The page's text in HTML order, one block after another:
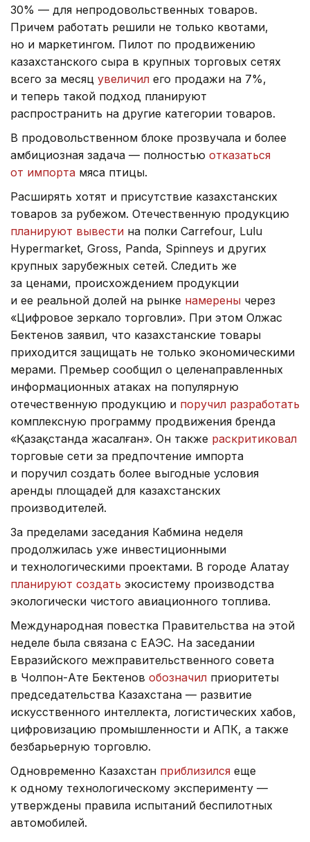
30% — для непродовольственных товаров.
Причем работать решили не только квотами,
но и маркетингом. Пилот по продвижению
казахстанского сыра в крупных торговых сетях
всего за месяц увеличил его продажи на 7%,
и теперь такой подход планируют
распространить на другие категории товаров.
В продовольственном блоке прозвучала и более
амбициозная задача — полностью отказаться
от импорта мяса птицы.
Расширять хотят и присутствие казахстанских
товаров за рубежом. Отечественную продукцию
планируют вывести на полки Carrefour, Lulu
Hypermarket, Gross, Panda, Spinneys и других
крупных зарубежных сетей. Следить же
за ценами, происхождением продукции
и ее реальной долей на рынке намерены через
«Цифровое зеркало торговли». При этом Олжас
Бектенов заявил, что казахстанские товары
приходится защищать не только экономическими
мерами. Премьер сообщил о целенаправленных
информационных атаках на популярную
отечественную продукцию и поручил разработать
комплексную программу продвижения бренда
«Қазақстанда жасалған». Он также раскритиковал
торговые сети за предпочтение импорта
и поручил создать более выгодные условия
аренды площадей для казахстанских
производителей.
За пределами заседания Кабмина неделя
продолжилась уже инвестиционными
и технологическими проектами. В городе Алатау
планируют создать экосистему производства
экологически чистого авиационного топлива.
Международная повестка Правительства на этой
неделе была связана с ЕАЭС. На заседании
Евразийского межправительственного совета
в Чолпон-Ате Бектенов обозначил приоритеты
председательства Казахстана — развитие
искусственного интеллекта, логистических хабов,
цифровизацию промышленности и АПК, а также
безбарьерную торговлю.
Одновременно Казахстан приблизился еще
к одному технологическому эксперименту —
утверждены правила испытаний беспилотных
автомобилей.